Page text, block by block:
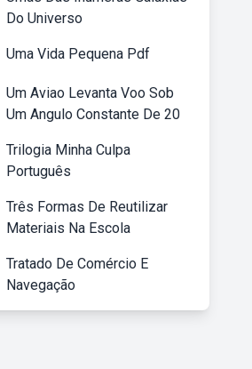
Do Universo
Uma Vida Pequena Pdf
Um Aviao Levanta Voo Sob
Um Angulo Constante De 20
Trilogia Minha Culpa
Português
Três Formas De Reutilizar
Materiais Na Escola
Tratado De Comércio E
Navegação